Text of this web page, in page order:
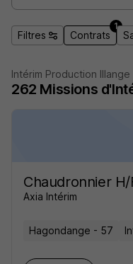
Filtres Contrats
1
Intérim Production Illange
262 Missions
Chaudronnier H/
Axia Intérim
Hagondange - 57